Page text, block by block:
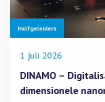
Halfgeleiders
1 juli 2026
DINAMO –
dimensionele